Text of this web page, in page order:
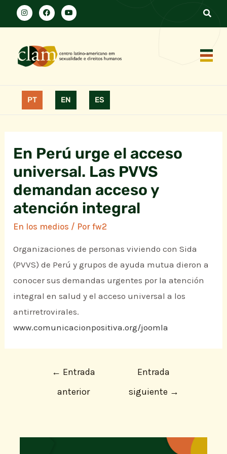
PT EN ES
En Perú urge el acceso
universal. Las PVVS
demandan acceso y
atención integral
En los medios / Porfw2
Organizaciones de personas viviendo con Sida
(PVVS) de Perú y grupos de ayuda mutua dieron a
conocer sus demandas urgentes por la atención
integral en salud y el acceso universal a los
antirretrovirales.
www.comunicacionpositiva.org/joomla
← Entrada
anterior
Entrada
siguiente →